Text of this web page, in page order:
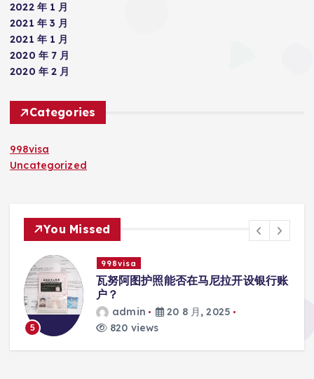
2022 年 1 月
2021 年 3 月
2021 年 1 月
2020 年 7 月
2020 年 2 月
Categories
998visa
Uncategorized
You Missed
5
998visa
瓦努阿图护照能否在马尼拉开设银行账
户？
admin
20 8 月, 2025
820 views